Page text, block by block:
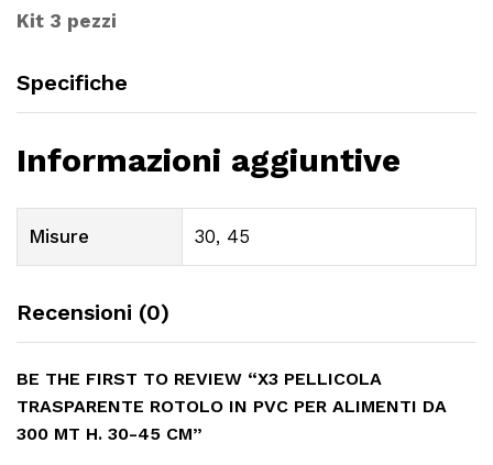
Kit 3 pezzi
Specifiche
Informazioni aggiuntive
Misure 30, 45
Recensioni (0)
BE THE FIRST TO REVIEW “X3 PELLICOLA
TRASPARENTE ROTOLO IN PVC PER ALIMENTI DA
300 MT H. 30-45 CM”